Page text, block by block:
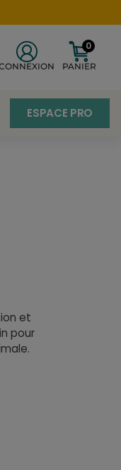
PANIER
0
ESPACE PRO
et
pour